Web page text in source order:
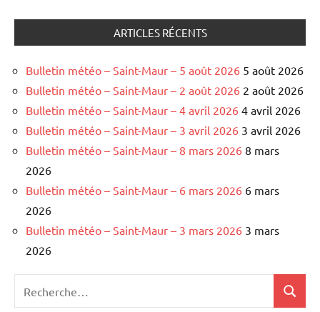
ARTICLES RÉCENTS
Bulletin météo – Saint-Maur – 5 août 2026 5 août 2026
Bulletin météo – Saint-Maur – 2 août 2026 2 août 2026
Bulletin météo – Saint-Maur – 4 avril 2026 4 avril 2026
Bulletin météo – Saint-Maur – 3 avril 2026 3 avril 2026
Bulletin météo – Saint-Maur – 8 mars 2026 8 mars
2026
Bulletin météo – Saint-Maur – 6 mars 2026 6 mars
2026
Bulletin météo – Saint-Maur – 3 mars 2026 3 mars
2026
pour